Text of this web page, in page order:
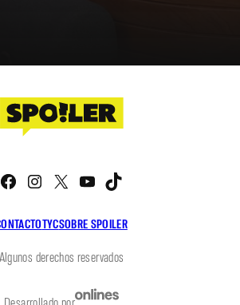
TYCSOBRE SPOILER
Facebook
Instagram
X YouTube
Algunos derechos reservados